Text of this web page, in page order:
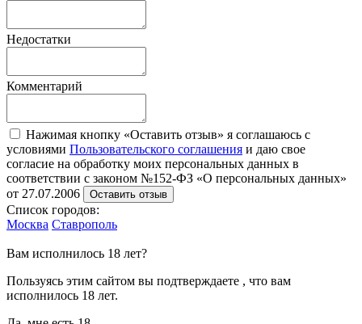
Недостатки
Комментарий
Нажимая кнопку «Оставить отзыв» я соглашаюсь с
условиями Пользовательского соглашения и даю свое
согласие на обработку моих персональных данных в
соответствии с законом №152-ФЗ «О персональных данных»
от 27.07.2006
Оставить отзыв
Список городов:
Москва Ставрополь
Вам исполнилось 18 лет?
Пользуясь этим сайтом вы подтверждаете , что вам
исполнилось 18 лет.